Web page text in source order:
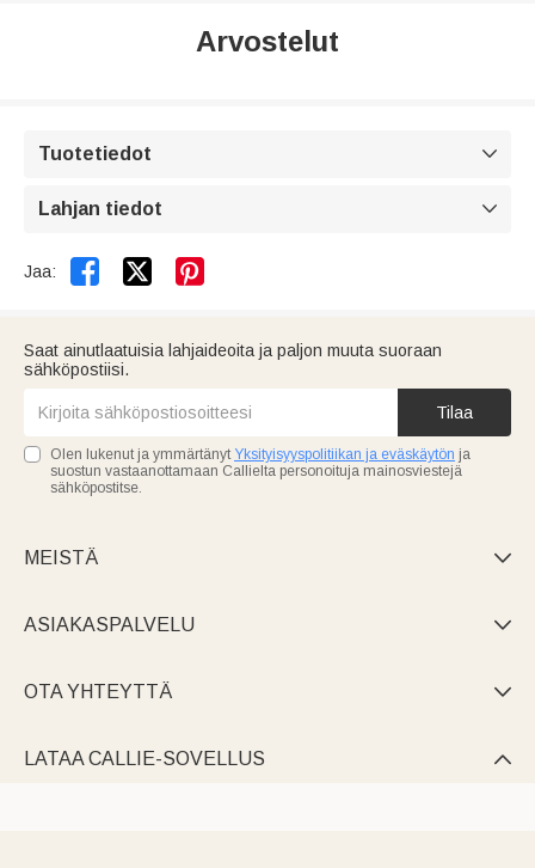
Arvostelut
Tuotetiedot 
Lahjan tiedot 
Jaa:  
Saat ainutlaatuisia lahjaideoita ja paljon muuta suoraan
sähköpostiisi.
Tilaa
Olen lukenut ja ymmärtänyt Yksityisyyspolitiikan ja eväskäytön ja
suostun vastaanottamaan Callielta personoituja mainosviestejä
sähköpostitse.
MEISTÄ 
ASIAKASPALVELU 
OTA YHTEYTTÄ 
LATAA CALLIE-SOVELLUS 